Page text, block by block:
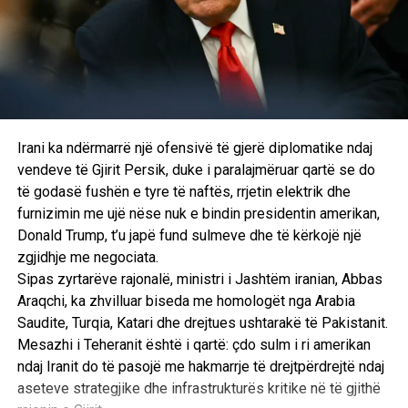
Sipas Grenell, bisedimet në fushën e zhvillimit të
mëtejshëm të bashkëpunimit ekonomik do të vazhdojnë në
Uashington të Enjten dhe do të bëhen pyetje të reja në
lidhje me tregtinë, krijimin e vendeve të reja të punës dhe
cilat parakushte duhet të plotësohen në mënyrë që të
vendoset një bashkëpunim më i thellë ekonomik.
Ai beson se përqendrimi në zhvillimin ekonomik do të
kontribuojë në përparimin e negociatave.
“Ne do të bëjmë përparim me punë të reja dhe zhvillim
ekonomik,” tha Grenell.
I pyetur nëse njëra nga temat do të ishte njohja e
ndërsjellë, Grenell tha se vetëm çështjet ekonomike do të
ishin në tryezë të enjten.
Pyetja kryesore, thotë këshilltari i presidentit amerikan,
Irani ka ndërmarrë një ofensivë të gjerë diplomatike ndaj
vendeve të Gjirit Persik, duke i paralajmëruar qartë se do
të godasë fushën e tyre të naftës, rrjetin elektrik dhe
furnizimin me ujë nëse nuk e bindin presidentin amerikan,
Donald Trump, t’u japë fund sulmeve dhe të kërkojë një
zgjidhje me negociata.
Sipas zyrtarëve rajonalë, ministri i Jashtëm iranian, Abbas
Araqchi, ka zhvilluar biseda me homologët nga Arabia
Saudite, Turqia, Katari dhe drejtues ushtarakë të Pakistanit.
Mesazhi i Teheranit është i qartë: çdo sulm i ri amerikan
ndaj Iranit do të pasojë me hakmarrje të drejtpërdrejtë ndaj
aseteve strategjike dhe infrastrukturës kritike në të gjithë